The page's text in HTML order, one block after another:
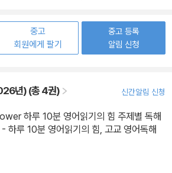
중고
회원에게 팔기
중고 등록
알림 신청
년) (총 4권) 신간알림 신청
하루 10분 영어읽기의 힘 주제별 독해
루 10분 영어읽기의 힘, 고교 영어독해